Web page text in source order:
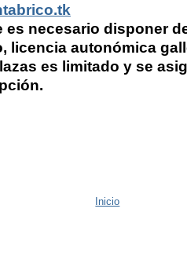
es necesario disponer
licencia autonómica
es limitado y se
Inicio